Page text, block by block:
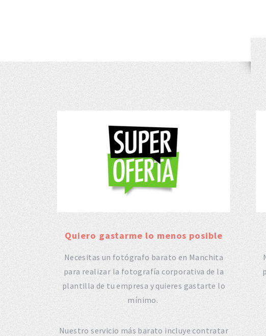
Quiero gastarme lo menos posible
Necesitas un fotógrafo barato en Manchita
para realizar la fotografía corporativa de la
plantilla de tu empresa y quieres gastarte lo
mínimo.
Nuestro servicio más barato incluye contratar